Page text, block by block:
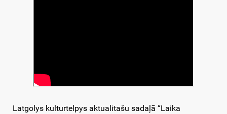
Latgolys kulturtelpys aktualitašu sadaļā “Laika